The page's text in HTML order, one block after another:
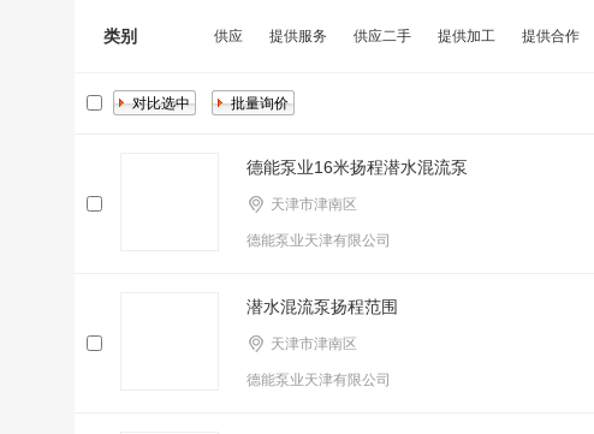
类别 供应 提供服务 供应二手 提供加工 提供合作
德能泵业16米扬程潜水混流泵
天津市津南区
德能泵业天津有限公司
潜水混流泵扬程范围
天津市津南区
德能泵业天津有限公司